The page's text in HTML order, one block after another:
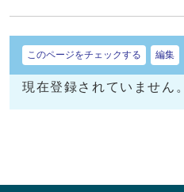
このページをチェックする 編集
現在登録されていません。